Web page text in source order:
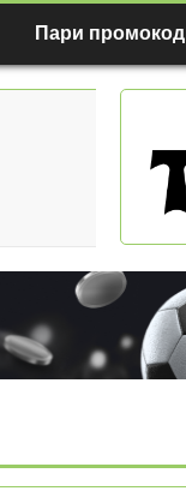
Пари промокод